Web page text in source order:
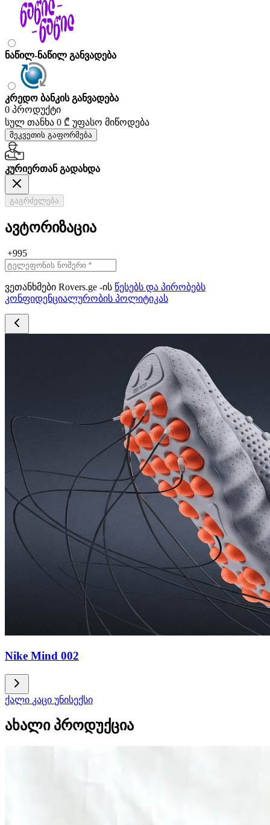
ნაწილ-ნაწილ განვადება
კრედო ბანკის განვადება
0 პროდუქტი
სულ თანხა 0 ₾ უფასო მიწოდება
შეკვეთის გაფორმება
კურიერთან გადახდა
გაგრძელება
ავტორიზაცია
+995
ვეთანხმები Rovers.ge -ის წესებს და პირობებს
კონფიდენციალურობის პოლიტიკას
Nike Mind 002
ქალი კაცი უნისექსი
ახალი პროდუქცია